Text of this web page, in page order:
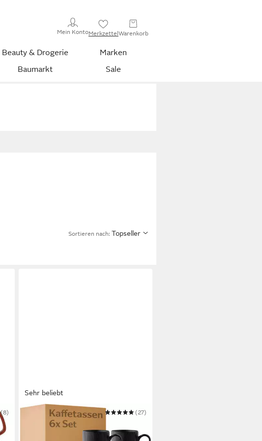
Mein KontoMerkzettelWarenkorb
Beauty & Drogerie
Marken
Baumarkt Sale
Sortieren nach: Topseller
(8)
Sehr beliebt
Tasse Kaffeetassen 6er Set in
Schwarz Matt 350ml -
(27)